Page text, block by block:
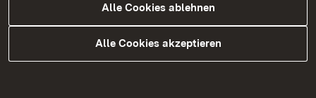
Alle Cookies ablehnen
Alle Cookies akzeptieren